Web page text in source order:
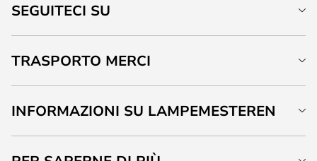
SEGUITECI SU
TRASPORTO MERCI
INFORMAZIONI SU LAMPEMESTEREN